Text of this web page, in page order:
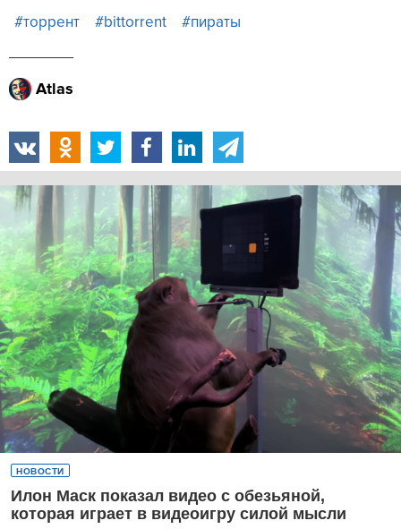
#торрент #bittorrent #пираты
Atlas
НОВОСТИ
Илон Маск показал видео с обезьяной,
которая играет в видеоигру силой мысли